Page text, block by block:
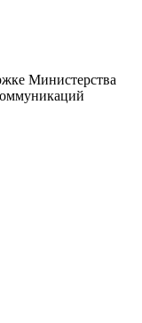
Министерства